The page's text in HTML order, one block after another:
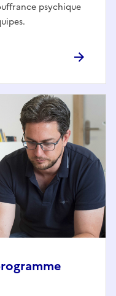
psychique